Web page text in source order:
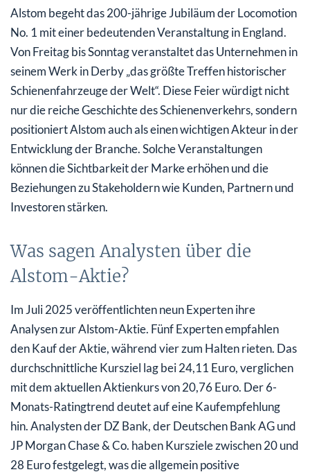
Alstom begeht das 200-jährige Jubiläum der Locomotion
No. 1 mit einer bedeutenden Veranstaltung in England.
Von Freitag bis Sonntag veranstaltet das Unternehmen in
seinem Werk in Derby „das größte Treffen historischer
Schienenfahrzeuge der Welt“. Diese Feier würdigt nicht
nur die reiche Geschichte des Schienenverkehrs, sondern
positioniert Alstom auch als einen wichtigen Akteur in der
Entwicklung der Branche. Solche Veranstaltungen
können die Sichtbarkeit der Marke erhöhen und die
Beziehungen zu Stakeholdern wie Kunden, Partnern und
Investoren stärken.
Was sagen Analysten über die
Alstom-Aktie?
Im Juli 2025 veröffentlichten neun Experten ihre
Analysen zur Alstom-Aktie. Fünf Experten empfahlen
den Kauf der Aktie, während vier zum Halten rieten. Das
durchschnittliche Kursziel lag bei 24,11 Euro, verglichen
mit dem aktuellen Aktienkurs von 20,76 Euro. Der 6-
Monats-Ratingtrend deutet auf eine Kaufempfehlung
hin. Analysten der DZ Bank, der Deutschen Bank AG und
JP Morgan Chase & Co. haben Kursziele zwischen 20 und
28 Euro festgelegt, was die allgemein positive